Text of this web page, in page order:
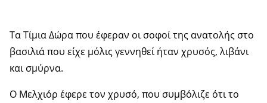
Τα Τίμια Δώρα που έφεραν οι σοφοί της ανατολής στο
βασιλιά που είχε μόλις γεννηθεί ήταν χρυσός, λιβάνι
και σμύρνα.
Ο Μελχιόρ έφερε τον χρυσό, που συμβόλιζε ότι το